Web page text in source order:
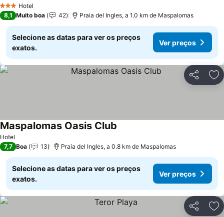
3 EstrelasHotel
8,1 Muito boa 42 Praia del Ingles, a 1.0 km de Maspalomas
Selecione as datas para ver os preços
exatos.
Ver preços
Partilhar
Hotel
Maspalomas Oasis Club
7,7 Boa 13 Praia del Ingles, a 0.8 km de Maspalomas
Selecione as datas para ver os preços
exatos.
Ver preços
Partilhar